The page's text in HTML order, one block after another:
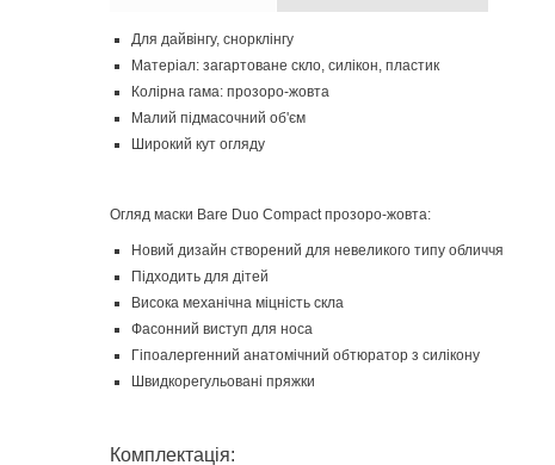
Для дайвінгу, снорклінгу
Матеріал: загартоване скло, силікон, пластик
Колірна гама: прозоро-жовта
Малий підмасочний об'єм
Широкий кут огляду
Огляд маски Bare Duo Compact прозоро-жовта:
Новий дизайн створений для невеликого типу обличчя
Підходить для дітей
Висока механічна міцність скла
Фасонний виступ для носа
Гіпоалергенний анатомічний обтюратор з силікону
Швидкорегульовані пряжки
Комплектація: